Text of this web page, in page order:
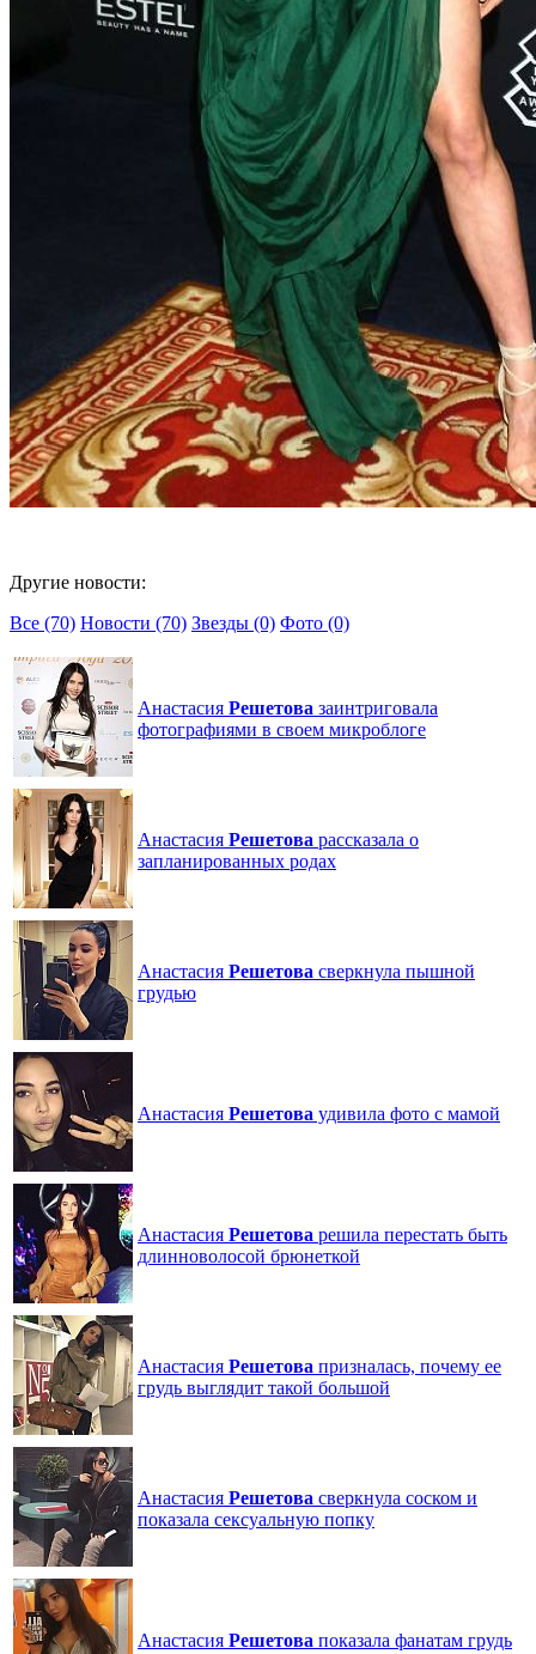
Другие новости:
Все (70) Новости (70) Звезды (0) Фото (0)
Анастасия Решетова заинтриговала
фотографиями в своем микроблоге
Анастасия Решетова рассказала о
запланированных родах
Анастасия Решетова сверкнула пышной
грудью
Анастасия Решетова удивила фото с мамой
Анастасия Решетова решила перестать быть
длинноволосой брюнеткой
Анастасия Решетова призналась, почему ее
грудь выглядит такой большой
Анастасия Решетова сверкнула соском и
показала сексуальную попку
Анастасия Решетова показала фанатам грудь